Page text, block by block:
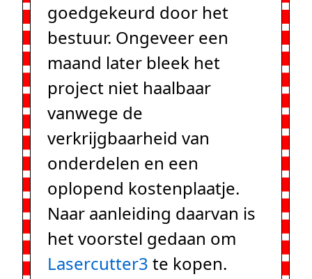
goedgekeurd door het
bestuur. Ongeveer een
maand later bleek het
project niet haalbaar
vanwege de
verkrijgbaarheid van
onderdelen en een
oplopend kostenplaatje.
Naar aanleiding daarvan is
het voorstel gedaan om
Lasercutter3 te kopen.